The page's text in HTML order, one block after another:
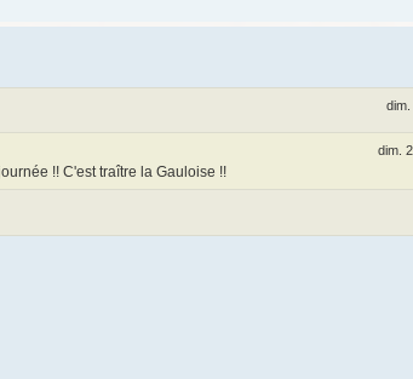
dim.
!! C'est traître la Gauloise !!